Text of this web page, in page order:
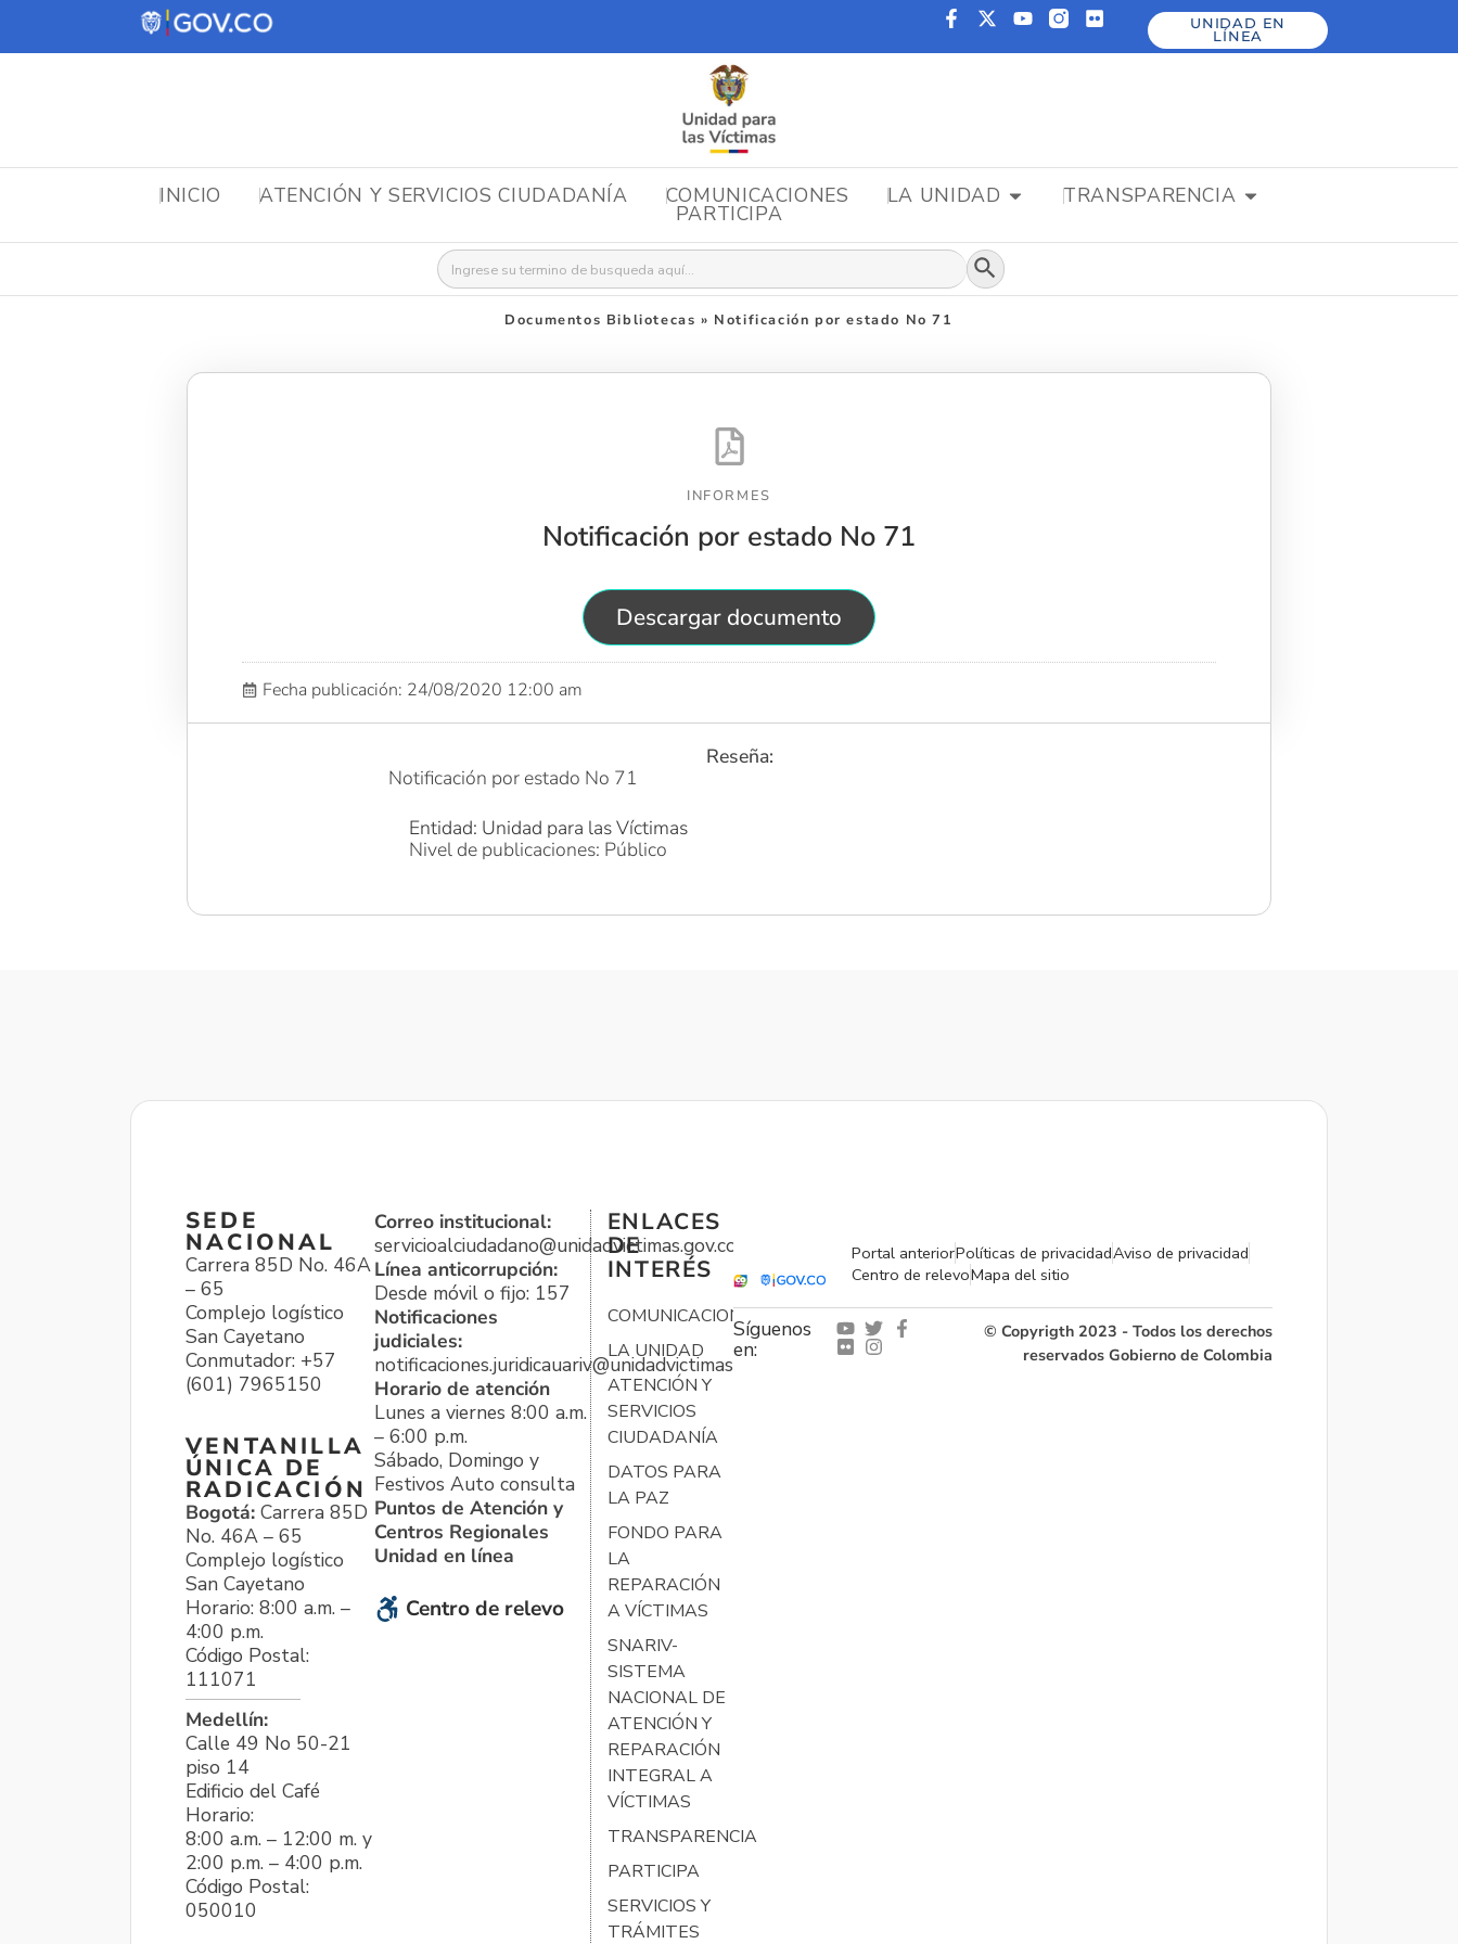
UNIDAD EN
LÍNEA
INICIO ATENCIÓN Y SERVICIOS CIUDADANÍA COMUNICACIONES LA UNIDAD TRANSPARENCIA
PARTICIPA
Buscar: Botón de búsqueda
Documentos Bibliotecas » Notificación por estado No 71
INFORMES
Notificación por estado No 71
Descargar documento
Fecha publicación: 24/08/2020 12:00 am
Reseña:
Notificación por estado No 71
Entidad: Unidad para las Víctimas
Nivel de publicaciones: Público
SEDE
NACIONAL
Carrera 85D No. 46A
– 65
Complejo logístico
San Cayetano
Conmutador: +57
(601) 7965150
VENTANILLA
ÚNICA DE
RADICACIÓN
Bogotá: Carrera 85D
No. 46A – 65
Complejo logístico
San Cayetano
Horario: 8:00 a.m. –
4:00 p.m.
Código Postal:
111071
Medellín:
Calle 49 No 50-21
piso 14
Edificio del Café
Horario:
8:00 a.m. – 12:00 m. y
2:00 p.m. – 4:00 p.m.
Código Postal:
050010
Correo institucional:
servicioalciudadano@unidadvictimas.gov.co
Línea anticorrupción:
Desde móvil o fijo: 157
Notificaciones
judiciales:
notificaciones.juridicauariv@unidadvictimas.gov.co
Horario de atención
Lunes a viernes 8:00 a.m.
– 6:00 p.m.
Sábado, Domingo y
Festivos Auto consulta
Puntos de Atención y
Centros Regionales
Unidad en línea
Centro de relevo
ENLACES
DE
INTERÉS
COMUNICACIONES
LA UNIDAD
ATENCIÓN Y
SERVICIOS
CIUDADANÍA
DATOS PARA
LA PAZ
FONDO PARA
LA
REPARACIÓN
A VÍCTIMAS
SNARIV-
SISTEMA
NACIONAL DE
ATENCIÓN Y
REPARACIÓN
INTEGRAL A
VÍCTIMAS
TRANSPARENCIA
PARTICIPA
SERVICIOS Y
TRÁMITES
Portal anteriorPolíticas de privacidadAviso de privacidad
Centro de relevoMapa del sitio
Síguenos
en:
© Copyrigth 2023 - Todos los derechos
reservados Gobierno de Colombia